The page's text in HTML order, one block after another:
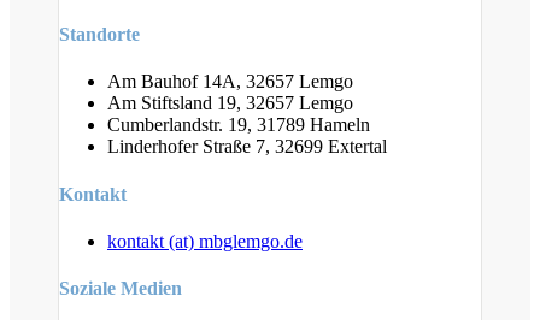
Standorte
Am Bauhof 14A, 32657 Lemgo
Am Stiftsland 19, 32657 Lemgo
Cumberlandstr. 19, 31789 Hameln
Linderhofer Straße 7, 32699 Extertal
Kontakt
kontakt (at) mbglemgo.de
Soziale Medien